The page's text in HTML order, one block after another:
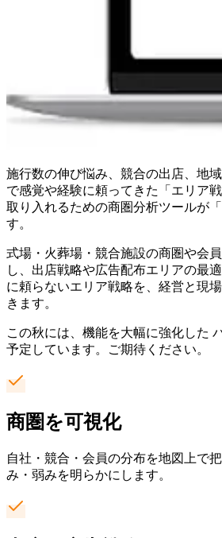
施行数の伸び悩み、競合の出店、地
で感覚や経験に頼ってきた「エリア
取り入れるための商圏分析ツールが
す。
式場・火葬場・競合施設の商圏や会
し、出店戦略や広告配布エリアの最
に頼らないエリア戦略を、経営と現
きます。
この秋には、機能を大幅に強化した
予定しています。ご期待ください。
商圏を可視化
自社・競合・会員の分布を地図上で
み・弱みを明らかにします。